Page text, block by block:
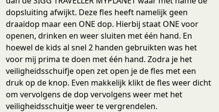
dopsluiting afwijkt. Deze fles heeft namelijk geen
draaidop maar een ONE dop. Hierbij staat ONE voor
openen, drinken en weer sluiten met één hand. En
hoewel de kids al snel 2 handen gebruikten was het
voor mij prima te doen met één hand. Zodra je het
veiligheidsschuifje open zet open je de fles met een
druk op de knop. Even makkelijk klikt de fles weer dicht
om vervolgens de dop vervolgens weer met het
veiligheidsschuitje weer te vergrendelen.